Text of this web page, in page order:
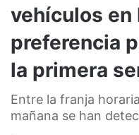
vehículos en
preferencia
la primera
Entre la franja
mañana se han